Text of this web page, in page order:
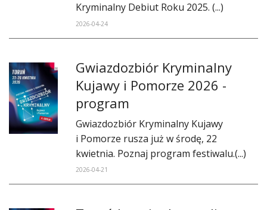
Kryminalny Debiut Roku 2025. (...)
2026-04-24
Gwiazdozbiór Kryminalny
Kujawy i Pomorze 2026 -
program
Gwiazdozbiór Kryminalny Kujawy
i Pomorze rusza już w środę, 22
kwietnia. Poznaj program festiwalu.(...)
2026-04-21